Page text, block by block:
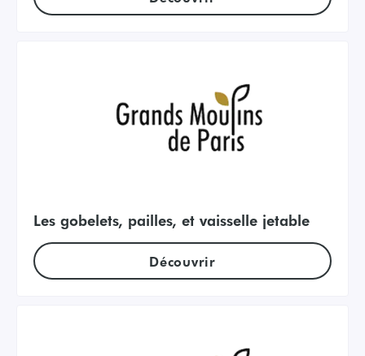
Les gobelets, pailles, et vaisselle jetable
Découvrir